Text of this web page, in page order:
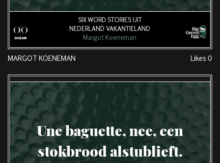
SIX WORD STORIES UIT
NEDERLAND VAKANTIELAND
Margot Koeneman
MARGOT KOENEMAN Likes 0
Une baguette, nee, een
stokbrood alstublieft.